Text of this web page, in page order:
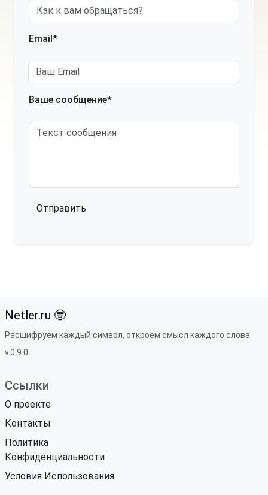
Email*
Ваше сообщение*
Отправить
Netler.ru 🤓
Расшифруем каждый символ, откроем смысл каждого слова
v.0.9.0
Ссылки
О проекте
Контакты
Политика
Конфиденциальности
Условия Использования